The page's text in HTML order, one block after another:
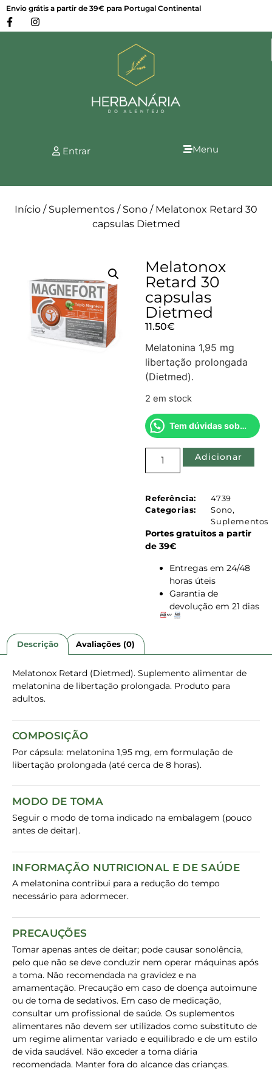
Envio grátis a partir de 39€ para Portugal Continental
Entrar Menu
Início / Suplementos / Sono / Melatonox Retard 30
capsulas Dietmed
Melatonox
Retard 30
capsulas
Dietmed
11.50€
Melatonina 1,95 mg
libertação prolongada
(Dietmed).
2 em stock
Tem dúvidas sobre este produto?
Adicionar
Referência:
4739
Categorias:
Sono,
Suplementos
Portes gratuitos a partir
de 39€
Entregas em 24/48
horas úteis
Garantia de
devolução em 21 dias
Descrição Avaliações (0)
Melatonox Retard (Dietmed). Suplemento alimentar de
melatonina de libertação prolongada. Produto para
adultos.
COMPOSIÇÃO
Por cápsula: melatonina 1,95 mg, em formulação de
libertação prolongada (até cerca de 8 horas).
MODO DE TOMA
Seguir o modo de toma indicado na embalagem (pouco
antes de deitar).
INFORMAÇÃO NUTRICIONAL E DE SAÚDE
A melatonina contribui para a redução do tempo
necessário para adormecer.
PRECAUÇÕES
Tomar apenas antes de deitar; pode causar sonolência,
pelo que não se deve conduzir nem operar máquinas após
a toma. Não recomendada na gravidez e na
amamentação. Precaução em caso de doença autoimune
ou de toma de sedativos. Em caso de medicação,
consultar um profissional de saúde. Os suplementos
alimentares não devem ser utilizados como substituto de
um regime alimentar variado e equilibrado e de um estilo
de vida saudável. Não exceder a toma diária
recomendada. Manter fora do alcance das crianças.